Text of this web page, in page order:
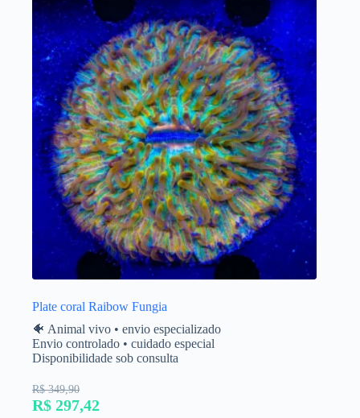
Plate coral Raibow Fungia
🐠 Animal vivo • envio especializado
Envio controlado • cuidado especial
Disponibilidade sob consulta
R$ 349,90
R$ 297,42